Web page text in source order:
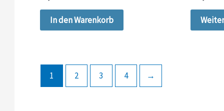
In den Warenkorb
1 2 3 4 →